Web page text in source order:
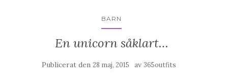
BARN
En unicorn såklart…
Publicerat den 28 maj, 2015 av 365outfits